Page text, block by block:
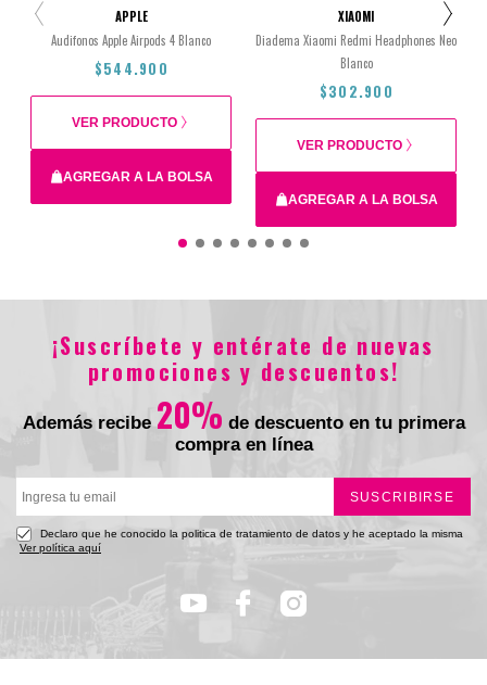
Total
APPLE
Audifonos Apple Airpods 4 Blanco
$544.900
AGREGAR A LA BOLSA
VER PRODUCTO
XIAOMI
Diadema Xiaomi Redmi Headphones Neo
Blanco
$302.900
AGREGAR A LA BOLSA
VER PRODUCTO
¡Suscríbete y entérate de nuevas
promociones y descuentos!
Además recibe 20% de descuento en tu primera
compra en línea
SUSCRIBIRSE
Declaro que he conocido la politica de tratamiento de datos y he aceptado la misma
Ver política aquí